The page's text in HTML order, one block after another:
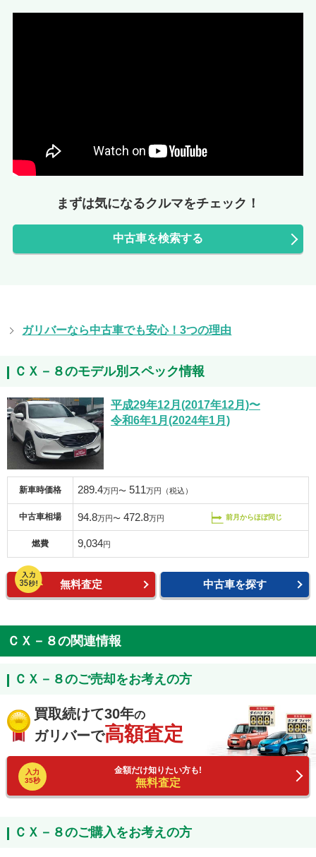
まずは気になるクルマをチェック！
中古車を検索する
ガリバーなら中古車でも安心！3つの理由
ＣＸ－８のモデル別スペック情報
平成29年12月(2017年12月)〜
令和6年1月(2024年1月)
新車時価格 289.4万円〜 511万円（税込）
中古車相場 94.8万円〜 472.8万円 前月からほぼ同じ
燃費 9,034円
無料査定 中古車を探す
ＣＸ－８の関連情報
ＣＸ－８のご売却をお考えの方
買取続けて30年の
ガリバーで高額査定
入力
35秒
金額だけ知りたい方も!
無料査定
ＣＸ－８のご購入をお考えの方